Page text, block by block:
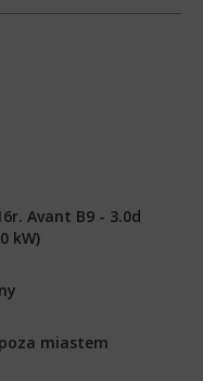
Avant B9 - 3.0d
kW)
miastem